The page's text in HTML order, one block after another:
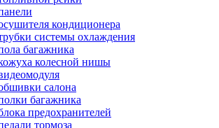
кондиционера
системы охлаждения
багажника
колесной нишы
салона
багажника
предохранителей
тормоза